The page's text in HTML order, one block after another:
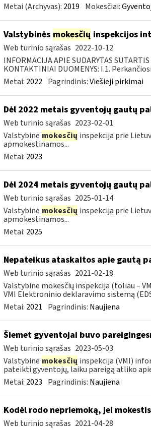
Metai (Archyvas): 2019 Mokesčiai:
Valstybinės mokesčių inspekcijos
Web turinio sąrašas 2022-10-12
INFORMACIJA APIE SUDARYTAS
KONTAKTINIAI DUOMENYS: I.1.
Metai: 2022 Pagrindinis:Viešieji pirkimai
Dėl 2022 metais gyventojų gautų
Web turinio sąrašas 2023-02-01
Valstybinė mokesčių inspekcija prie
apmokestinamos...
Metai: 2023
Dėl 2024 metais gyventojų gautų
Web turinio sąrašas 2025-01-14
Valstybinė mokesčių inspekcija prie
apmokestinamos...
Metai: 2025
Nepateikus ataskaitos apie gautą
Web turinio sąrašas 2021-02-18
Valstybinė mokesčių inspekcija (toliau –
VMI Elektroninio deklaravimo sistemą
Metai: 2021 Pagrindinis: Naujiena
Šiemet gyventojai buvo
Web turinio sąrašas 2023-05-03
Valstybinė mokesčių inspekcija (VMI)
pateikti gyventojų, laiku pareigą atliko
Metai: 2023 Pagrindinis: Naujiena
Kodėl rodo nepriemoką, jei
Web turinio sąrašas 2021-04-28